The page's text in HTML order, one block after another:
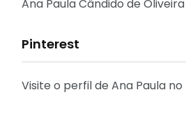
Ana Paula Cândido de Oliveira
Pinterest
Visite o perfil de Ana Paula